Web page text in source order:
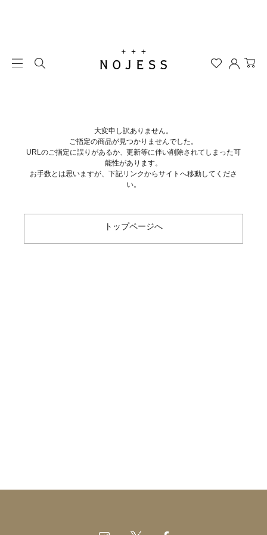
大変申し訳ありません。
ご指定の商品が見つかりませんでした。
URLのご指定に誤りがあるか、更新等に伴い削除されてしまった可
能性があります。
お手数とは思いますが、下記リンクからサイトへ移動してくださ
い。
トップページへ